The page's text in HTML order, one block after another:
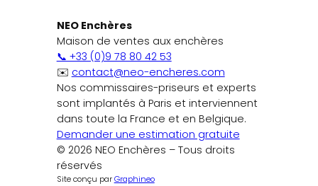
NEO Enchères
Maison de ventes aux enchères
📞 +33 (0)9 78 80 42 53
✉️ contact@neo-encheres.com
Nos commissaires-priseurs et experts
sont implantés à Paris et interviennent
dans toute la France et en Belgique.
Demander une estimation gratuite
© 2026 NEO Enchères – Tous droits
réservés
Site conçu parGraphineo